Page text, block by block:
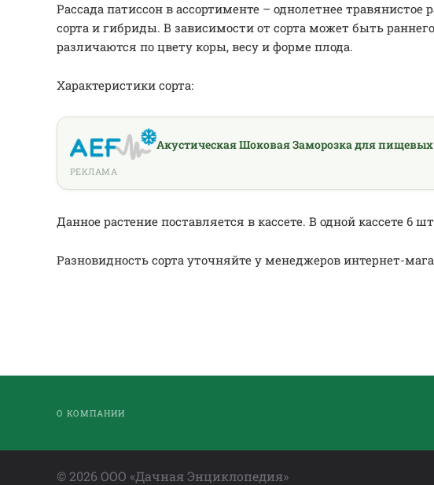
Рассада патиссон в ассортименте – однолетнее
сорта и гибриды. В зависимости от сорта может быть
различаются по цвету коры, весу и форме плода.
Характеристики сорта:
Акустическая Шоковая Заморозка для
РЕКЛАМА
Данное растение поставляется в кассете. В одной кассете 6
Разновидность сорта уточняйте у менеджеров интернет-
О КОМПАНИИ
©2026 ООО «Дачная Энциклопедия»